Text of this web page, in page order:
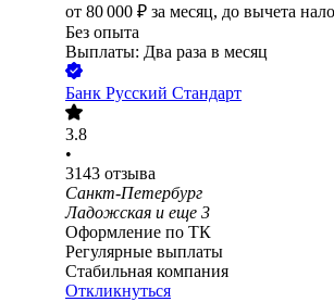
от 80 000 ₽ за месяц, до вычета
Без опыта
Выплаты: Два раза в месяц
Банк Русский Стандарт
3.8
•
3143 отзыва
Санкт-Петербург
Ладожская и еще 3
Оформление по ТК
Регулярные выплаты
Стабильная компания
Откликнуться